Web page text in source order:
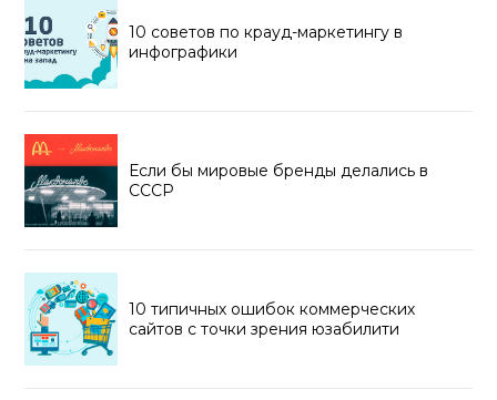
10 советов по крауд-маркетингу в
инфографики
Если бы мировые бренды делались в
СССР
10 типичных ошибок коммерческих
сайтов с точки зрения юзабилити